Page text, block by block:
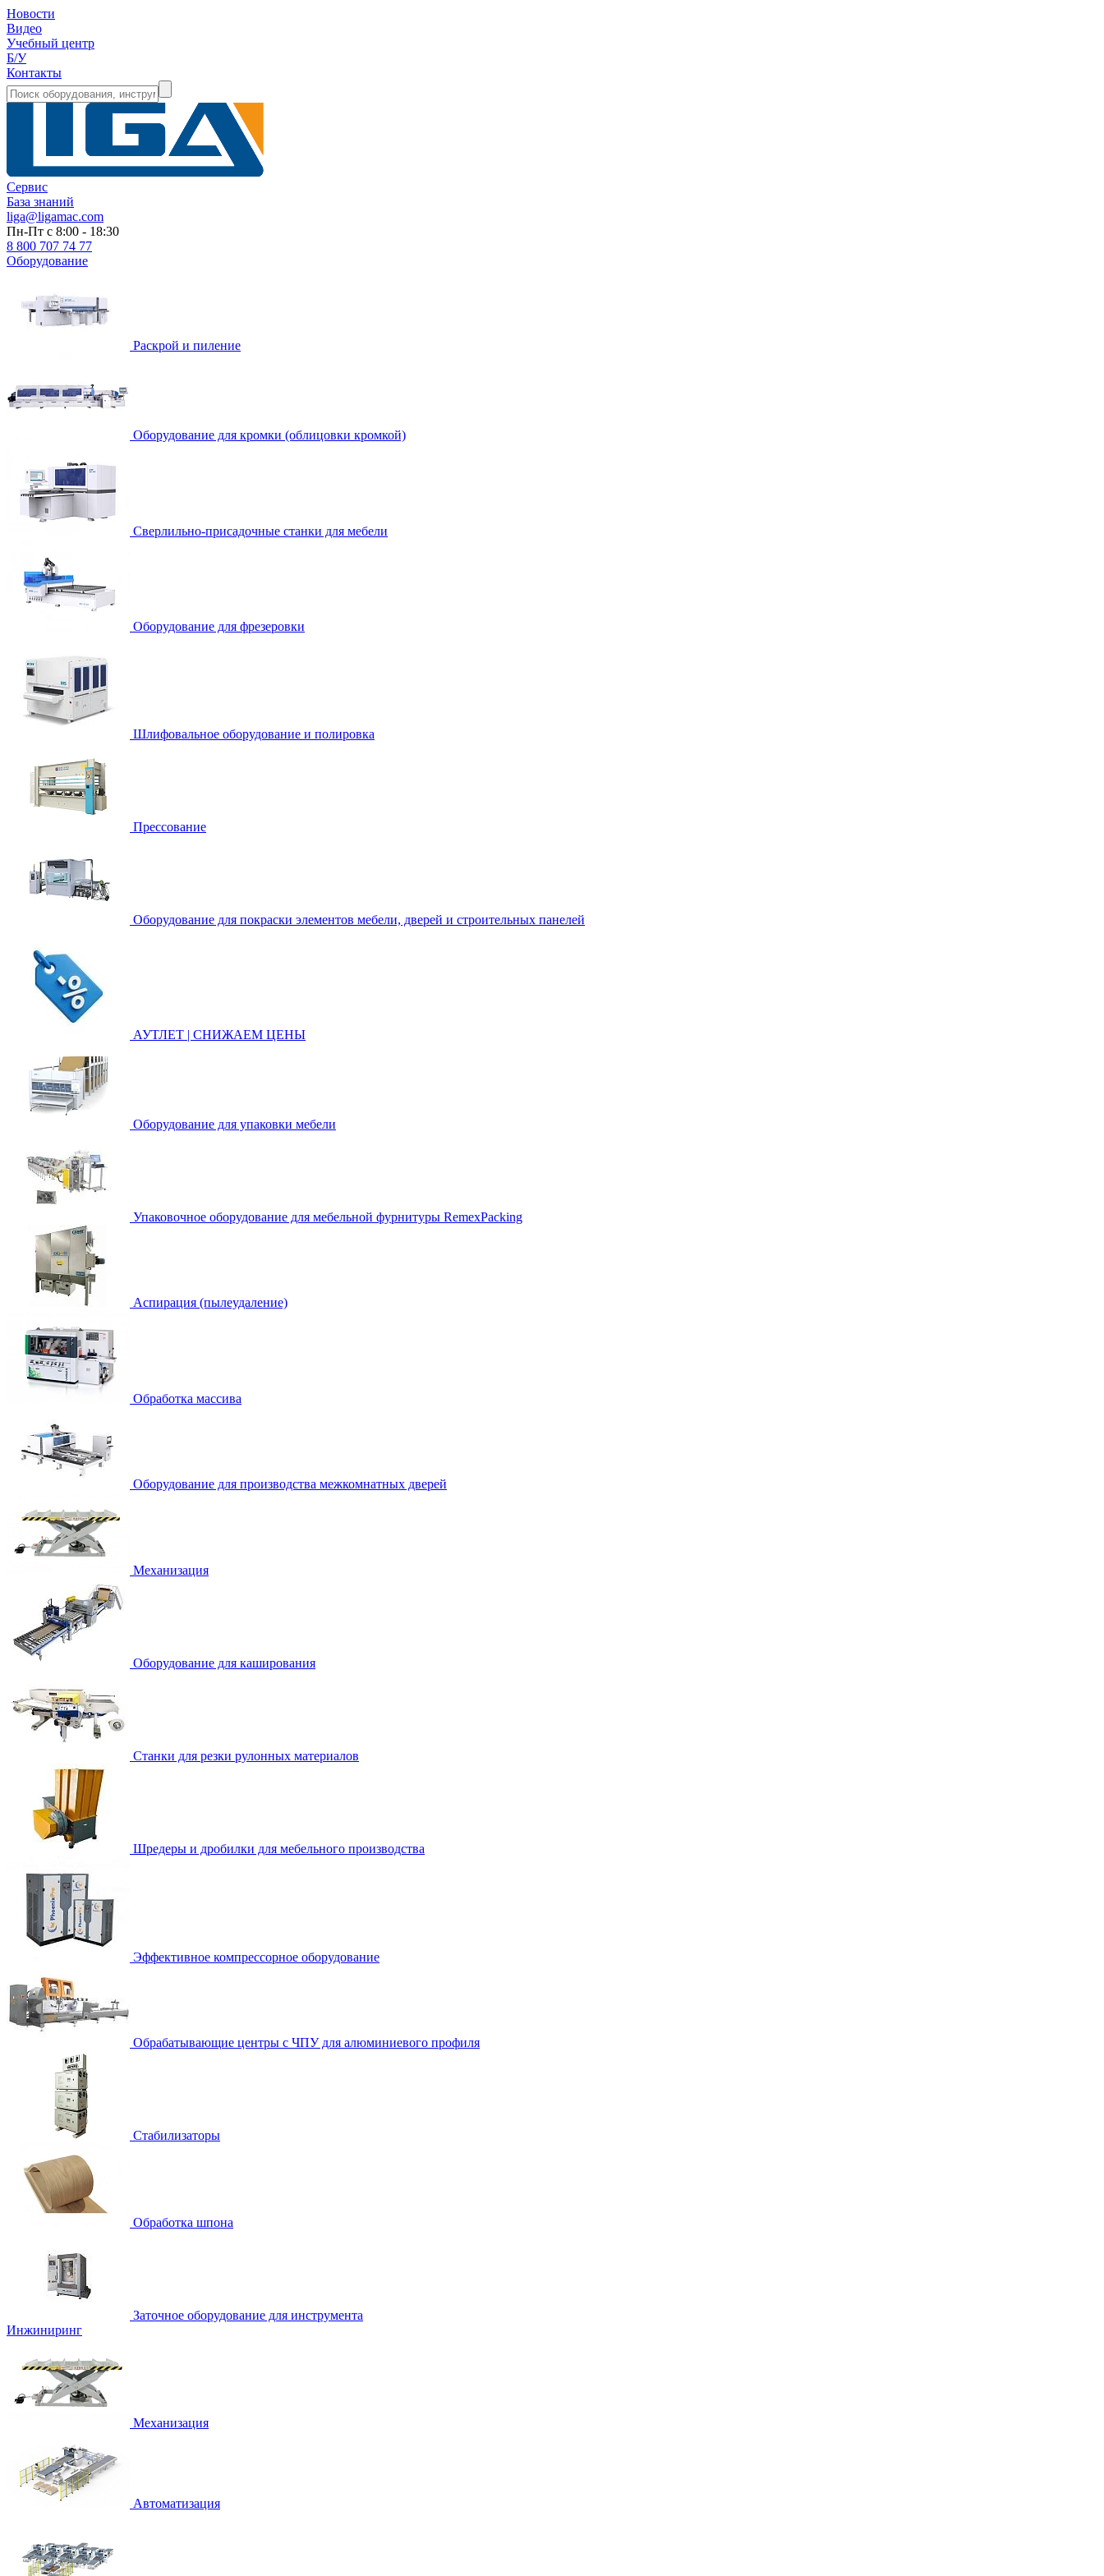
Новости
Видео
Учебный центр
Б/У
Контакты
Сервис
База знаний
liga@ligamac.com
Пн-Пт с 8:00 - 18:30
8 800 707 74 77
Оборудование
Раскрой и пиление
Оборудование для кромки (облицовки кромкой)
Сверлильно-присадочные станки для мебели
Оборудование для фрезеровки
Шлифовальное оборудование и полировка
Прессование
Оборудование для покраски элементов мебели, дверей и строительных панелей
АУТЛЕТ | СНИЖАЕМ ЦЕНЫ
Оборудование для упаковки мебели
Упаковочное оборудование для мебельной фурнитуры RemexPacking
Аспирация (пылеудаление)
Обработка массива
Оборудование для производства межкомнатных дверей
Механизация
Оборудование для каширования
Станки для резки рулонных материалов
Шредеры и дробилки для мебельного производства
Эффективное компрессорное оборудование
Обрабатывающие центры с ЧПУ для алюминиевого профиля
Стабилизаторы
Обработка шпона
Заточное оборудование для инструмента
Инжиниринг
Механизация
Автоматизация